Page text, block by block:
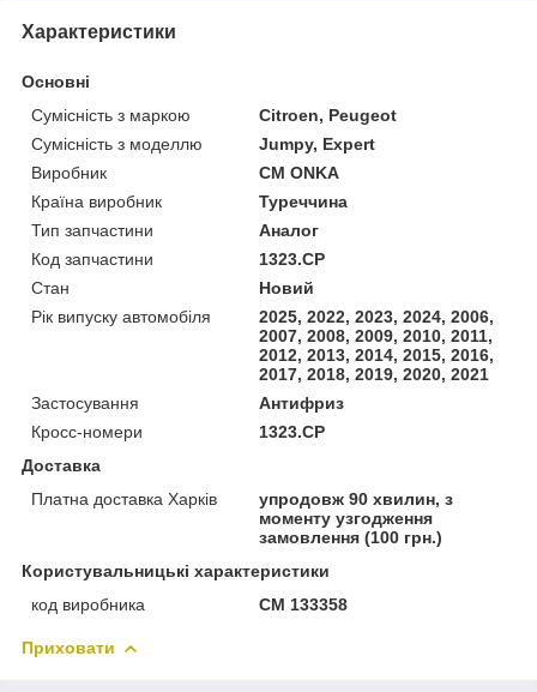
Характеристики
Основні
Сумісність з маркою
Citroen, Peugeot
Сумісність з моделлю
Jumpy, Expert
Виробник
CM ONKA
Країна виробник
Туреччина
Тип запчастини
Аналог
Код запчастини
1323.CP
Стан
Новий
Рік випуску автомобіля
2025, 2022, 2023, 2024, 2006,
2007, 2008, 2009, 2010, 2011,
2012, 2013, 2014, 2015, 2016,
2017, 2018, 2019, 2020, 2021
Застосування
Антифриз
Кросс-номери
1323.CP
Доставка
Платна доставка Харків
упродовж 90 хвилин, з
моменту узгодження
замовлення (100 грн.)
Користувальницькі характеристики
код виробника
CM 133358
Приховати